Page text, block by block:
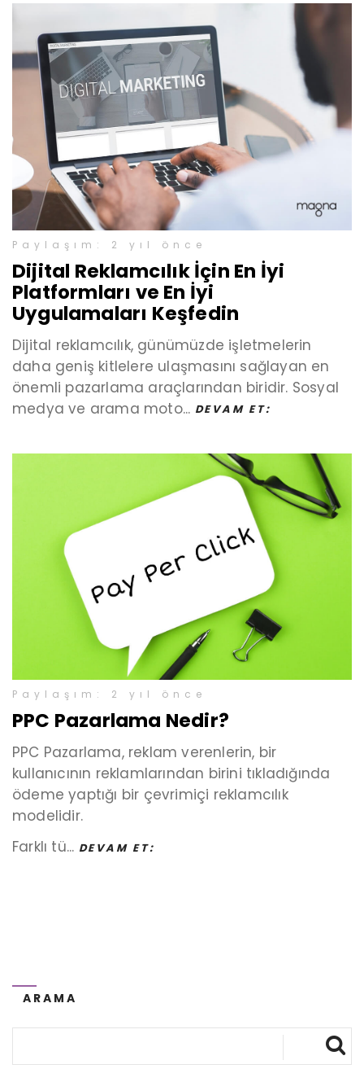
Paylaşım: 2 yıl önce
Dijital Reklamcılık İçin En İyi
Platformları ve En İyi
Uygulamaları Keşfedin
Dijital reklamcılık, günümüzde işletmelerin
daha geniş kitlelere ulaşmasını sağlayan en
önemli pazarlama araçlarından biridir. Sosyal
medya ve arama moto... DEVAM ET:
Paylaşım: 2 yıl önce
PPC Pazarlama Nedir?
PPC Pazarlama, reklam verenlerin, bir
kullanıcının reklamlarından birini tıkladığında
ödeme yaptığı bir çevrimiçi reklamcılık
modelidir.
Farklı tü... DEVAM ET:
ARAMA